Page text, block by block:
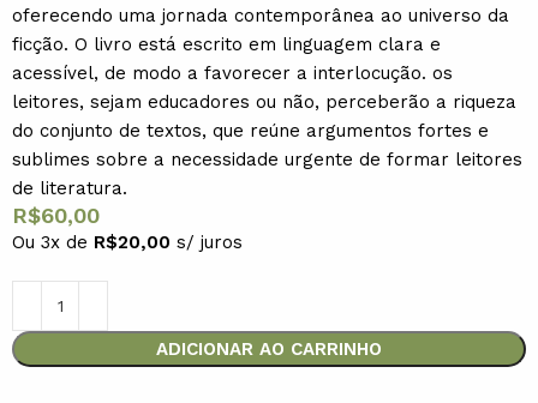
oferecendo uma jornada contemporânea ao universo da
ficção. O livro está escrito em linguagem clara e
acessível, de modo a favorecer a interlocução. os
leitores, sejam educadores ou não, perceberão a riqueza
do conjunto de textos, que reúne argumentos fortes e
sublimes sobre a necessidade urgente de formar leitores
de literatura.
R$60,00
Ou 3x de R$20,00 s/ juros
ADICIONAR AO CARRINHO